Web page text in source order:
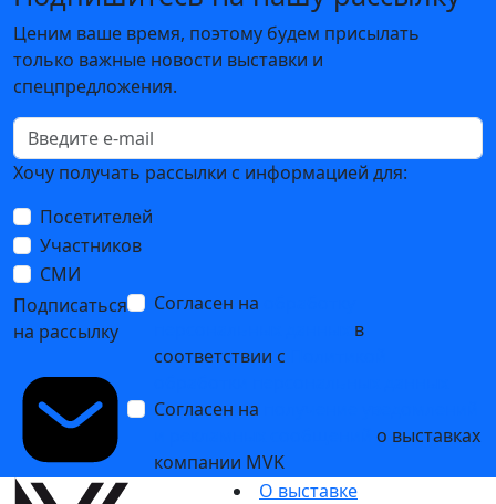
Ценим ваше время, поэтому будем присылать
только важные новости выставки и
спецпредложения.
Хочу получать рассылки с информацией для:
Посетителей
Участников
СМИ
Подписаться
на рассылку
Согласен на
в
соответствии с
Согласен на
о выставках
компании MVK
О выставке